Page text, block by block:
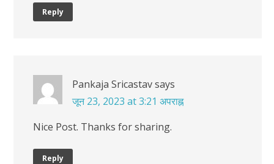
Reply
Pankaja Sricastavsays
जून 23, 2023 at 3:21 अपराह्न
Nice Post. Thanks for sharing.
Reply